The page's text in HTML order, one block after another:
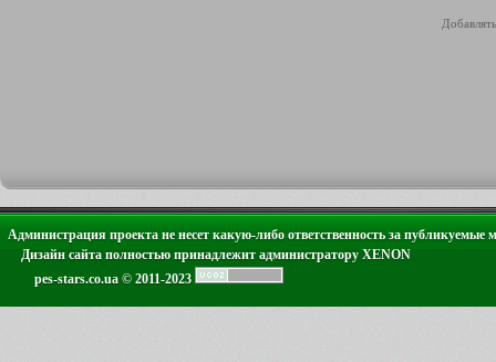
Администрация проекта не несет какую-либо ответственность за публикуемые
Дизайн сайта полностью принадлежит администратору XENON
pes-stars.co.ua © 2011-2023